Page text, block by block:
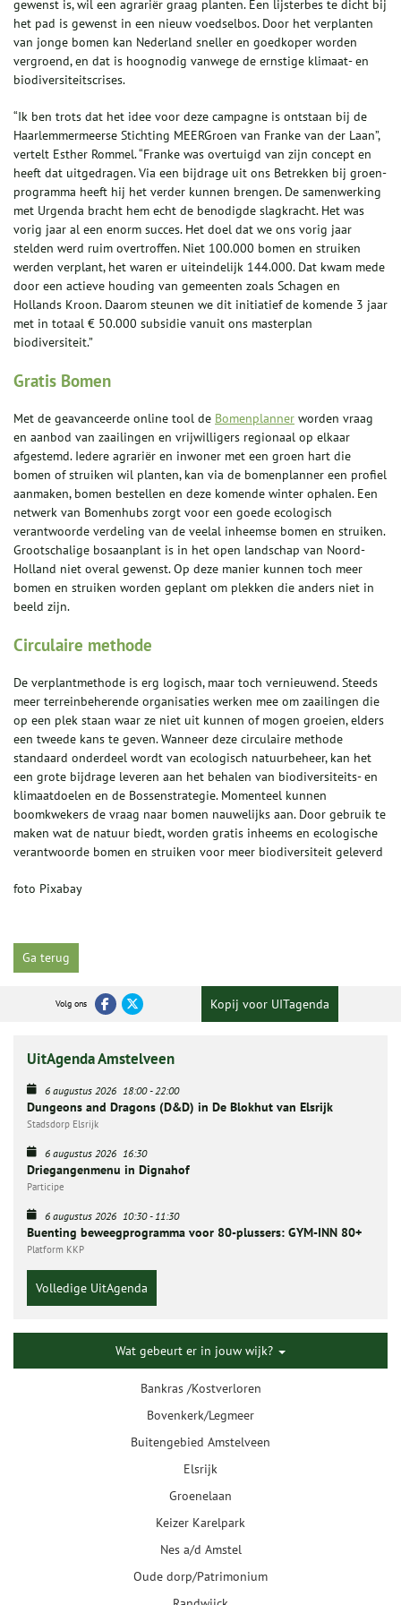
gewenst is, wil een agrariër graag planten. Een lijsterbes te dicht bij
het pad is gewenst in een nieuw voedselbos. Door het verplanten
van jonge bomen kan Nederland sneller en goedkoper worden
vergroend, en dat is hoognodig vanwege de ernstige klimaat- en
biodiversiteitscrises.
“Ik ben trots dat het idee voor deze campagne is ontstaan bij de
Haarlemmermeerse Stichting MEERGroen van Franke van der Laan”,
vertelt Esther Rommel. “Franke was overtuigd van zijn concept en
heeft dat uitgedragen. Via een bijdrage uit ons Betrekken bij groen-
programma heeft hij het verder kunnen brengen. De samenwerking
met Urgenda bracht hem echt de benodigde slagkracht. Het was
vorig jaar al een enorm succes. Het doel dat we ons vorig jaar
stelden werd ruim overtroffen. Niet 100.000 bomen en struiken
werden verplant, het waren er uiteindelijk 144.000. Dat kwam mede
door een actieve houding van gemeenten zoals Schagen en
Hollands Kroon. Daarom steunen we dit initiatief de komende 3 jaar
met in totaal € 50.000 subsidie vanuit ons masterplan
biodiversiteit.”
Gratis Bomen
Met de geavanceerde online tool de Bomenplanner worden vraag
en aanbod van zaailingen en vrijwilligers regionaal op elkaar
afgestemd. Iedere agrariër en inwoner met een groen hart die
bomen of struiken wil planten, kan via de bomenplanner een profiel
aanmaken, bomen bestellen en deze komende winter ophalen. Een
netwerk van Bomenhubs zorgt voor een goede ecologisch
verantwoorde verdeling van de veelal inheemse bomen en struiken.
Grootschalige bosaanplant is in het open landschap van Noord-
Holland niet overal gewenst. Op deze manier kunnen toch meer
bomen en struiken worden geplant om plekken die anders niet in
beeld zijn.
Circulaire methode
De verplantmethode is erg logisch, maar toch vernieuwend. Steeds
meer terreinbeherende organisaties werken mee om zaailingen die
op een plek staan waar ze niet uit kunnen of mogen groeien, elders
een tweede kans te geven. Wanneer deze circulaire methode
standaard onderdeel wordt van ecologisch natuurbeheer, kan het
een grote bijdrage leveren aan het behalen van biodiversiteits- en
klimaatdoelen en de Bossenstrategie. Momenteel kunnen
boomkwekers de vraag naar bomen nauwelijks aan. Door gebruik te
maken wat de natuur biedt, worden gratis inheems en ecologische
verantwoorde bomen en struiken voor meer biodiversiteit geleverd
foto Pixabay
Ga terug
Volg ons Kopij voor UITagenda
UitAgenda Amstelveen
6 augustus 2026 18:00-22:00
Dungeons and Dragons (D&D) in De Blokhut van Elsrijk
Stadsdorp Elsrijk
6 augustus 2026 16:30
Driegangenmenu in Dignahof
Participe
6 augustus 2026 10:30-11:30
Buenting beweegprogramma voor 80-plussers: GYM-INN 80+
Platform KKP
Volledige UitAgenda
Wat gebeurt er in jouw wijk?
Bankras /Kostverloren
Bovenkerk/Legmeer
Buitengebied Amstelveen
Elsrijk
Groenelaan
Keizer Karelpark
Nes a/d Amstel
Oude dorp/Patrimonium